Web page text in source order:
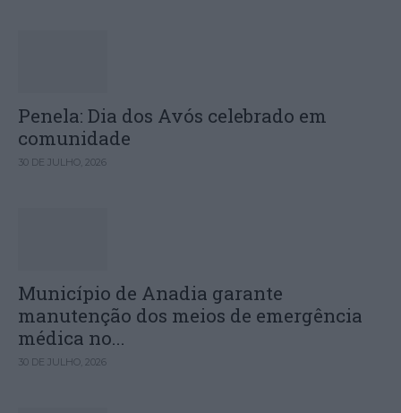
Penela: Dia dos Avós celebrado em
comunidade
30 DE JULHO, 2026
Município de Anadia garante
manutenção dos meios de emergência
médica no...
30 DE JULHO, 2026